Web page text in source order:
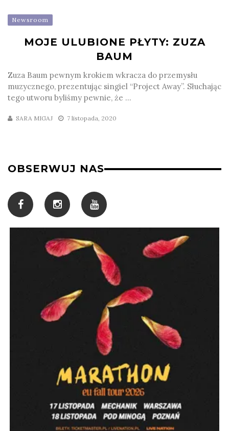
Newsroom
MOJE ULUBIONE PŁYTY: ZUZA
BAUM
Zuza Baum pewnym krokiem wkracza do przemysłu
muzycznego, prezentując singiel “Project Away”. Słuchając
tego utworu byliśmy pewnie, że ...
SARA MIGAJ 7 listopada, 2020
OBSERWUJ NAS